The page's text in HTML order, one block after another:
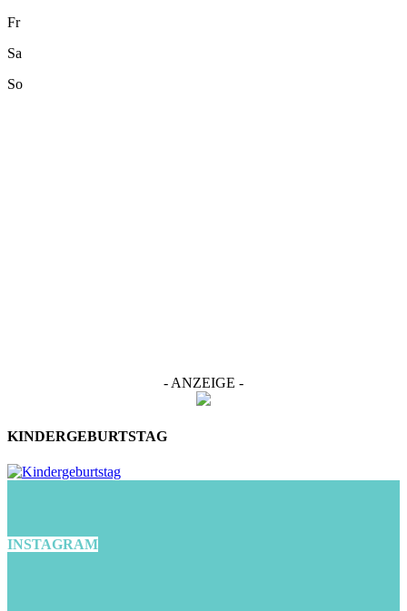
Fr
Sa
So
- ANZEIGE -
KINDERGEBURTSTAG
INSTAGRAM